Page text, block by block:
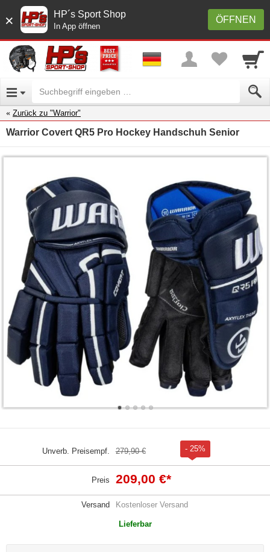
× ÖFFNEN
HP´s Sport Shop
In App öffnen
Zurück zu "Warrior"
Warrior Covert QR5 Pro Hockey Handschuh Senior
Unverb. Preisempf. 279,90 € - 25%
Preis 209,00 €*
Versand Kostenloser Versand
Lieferbar